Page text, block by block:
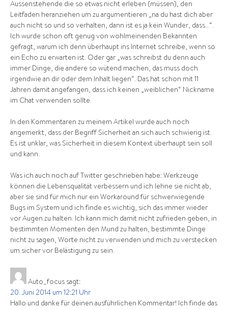
Aussenstehende die so etwas nicht erleben (müssen), den
Leitfaden heranziehen um zu argumentieren „na du hast dich aber
auch nicht so und so verhalten, dann ist es ja kein Wunder, dass…“.
Ich wurde schon oft genug von wohlmeinenden Bekannten
gefragt, warum ich denn überhaupt ins Internet schreibe, wenn so
ein Echo zu erwarten ist. Oder gar „was schreibst du denn auch
immer Dinge, die andere so wütend machen, das muss doch
irgendwie an dir oder dem Inhalt liegen“. Das hat schon mit 11
Jahren damit angefangen, dass ich keinen „weiblichen“ Nickname
im Chat verwenden sollte.
In den Kommentaren zu meinem Artikel wurde auch noch
angemerkt, dass der Begriff Sicherheit an sich auch schwierig ist.
Es ist unklar, was Sicherheit in diesem Kontext überhaupt sein soll
und kann.
Was ich auch noch auf Twitter geschrieben habe: Werkzeuge
können die Lebensqualität verbessern und ich lehne sie nicht ab,
aber sie sind für mich nur ein Workaround für schwerwiegende
Bugs im System und ich finde es wichtig, sich das immer wieder
vor Augen zu halten. Ich kann mich damit nicht zufrieden geben, in
bestimmten Momenten den Mund zu halten, bestimmte Dinge
nicht zu sagen, Worte nicht zu verwenden und mich zu verstecken
um sicher vor Belästigung zu sein.
Auto_focus sagt:
20. Juni 2014 um 12:21 Uhr
Hallo und danke für deinen ausführlichen Kommentar! Ich finde das